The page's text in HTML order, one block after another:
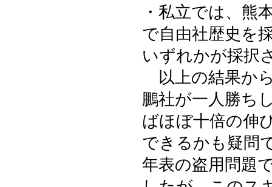
・私立では、熊
で自由社歴史を
いずれかが採択
以上の結果か
鵬社が一人勝ち
ばほぼ十倍の伸
できるかも疑問
年表の盗用問題